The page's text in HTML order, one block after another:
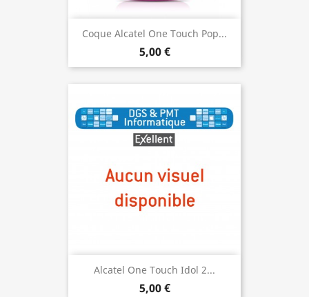
Coque Alcatel One Touch Pop...
5,00 €
Alcatel One Touch Idol 2...
5,00 €